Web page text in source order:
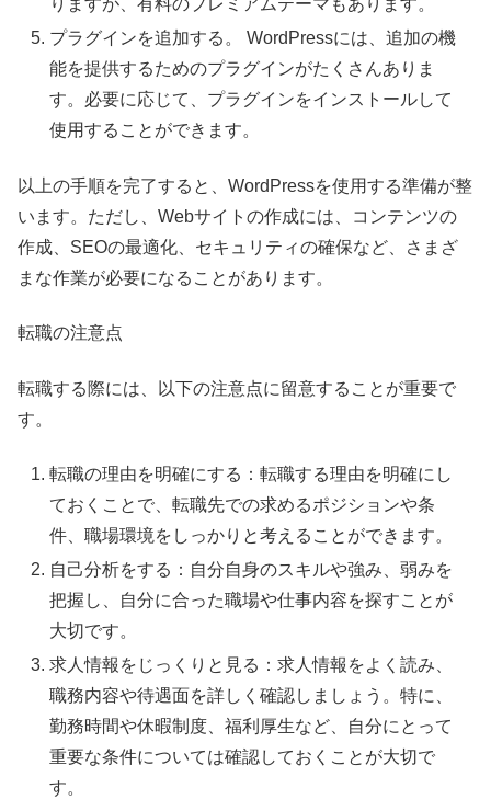
りますが、有料のプレミアムテーマもあります。
プラグインを追加する。 WordPressには、追加の機
能を提供するためのプラグインがたくさんありま
す。必要に応じて、プラグインをインストールして
使用することができます。
以上の手順を完了すると、WordPressを使用する準備が整
います。ただし、Webサイトの作成には、コンテンツの
作成、SEOの最適化、セキュリティの確保など、さまざ
まな作業が必要になることがあります。
転職の注意点
転職する際には、以下の注意点に留意することが重要で
す。
転職の理由を明確にする：転職する理由を明確にし
ておくことで、転職先での求めるポジションや条
件、職場環境をしっかりと考えることができます。
自己分析をする：自分自身のスキルや強み、弱みを
把握し、自分に合った職場や仕事内容を探すことが
大切です。
求人情報をじっくりと見る：求人情報をよく読み、
職務内容や待遇面を詳しく確認しましょう。特に、
勤務時間や休暇制度、福利厚生など、自分にとって
重要な条件については確認しておくことが大切で
す。